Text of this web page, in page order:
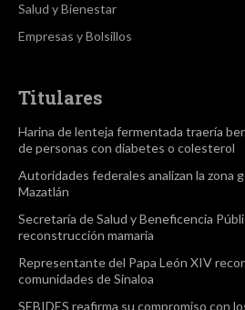
Salud y Bienestar
Empresas y Bolsillos
Titulares
Harina de lenteja fermentada traería
de personas con diabetes o colesterol
Autoridades federales analizan la zona
Mazatlán
Secretaría de Salud y Beneficencia
reconstrucción mamaria
Representante del Papa León XIV
comunidades de Sinaloa
SEBIDES reafirma su compromiso con